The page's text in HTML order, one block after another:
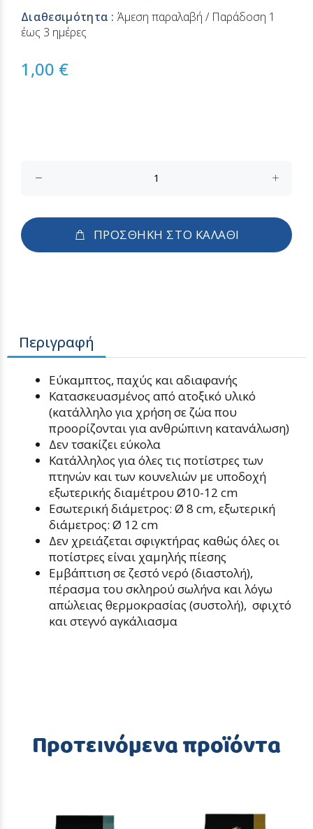
Διαθεσιμότητα :Άμεση παραλαβή / Παράδoση 1
έως 3 ημέρες
1,00 €
ΠΡΟΣΘΗΚΗ ΣΤΟ ΚΑΛΑΘΙ
Περιγραφή
Εύκαμπτος, παχύς και αδιαφανής
Κατασκευασμένος από ατοξικό υλικό
(κατάλληλο για χρήση σε ζώα που
προορίζονται για ανθρώπινη κατανάλωση)
Δεν τσακίζει εύκολα
Κατάλληλος για όλες τις ποτίστρες των
πτηνών και των κουνελιών με υποδοχή
εξωτερικής διαμέτρου Ø10-12 cm
Εσωτερική διάμετρος: Ø 8 cm, εξωτερική
διάμετρος: Ø 12 cm
Δεν χρειάζεται σφιγκτήρας καθώς όλες οι
ποτίστρες είναι χαμηλής πίεσης
Εμβάπτιση σε ζεστό νερό (διαστολή),
πέρασμα του σκληρού σωλήνα και λόγω
απώλειας θερμοκρασίας (συστολή), σφιχτό
και στεγνό αγκάλιασμα
Προτεινόμενα προϊόντα